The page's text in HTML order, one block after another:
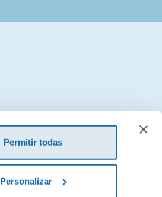
Permitir todas
Personalizar